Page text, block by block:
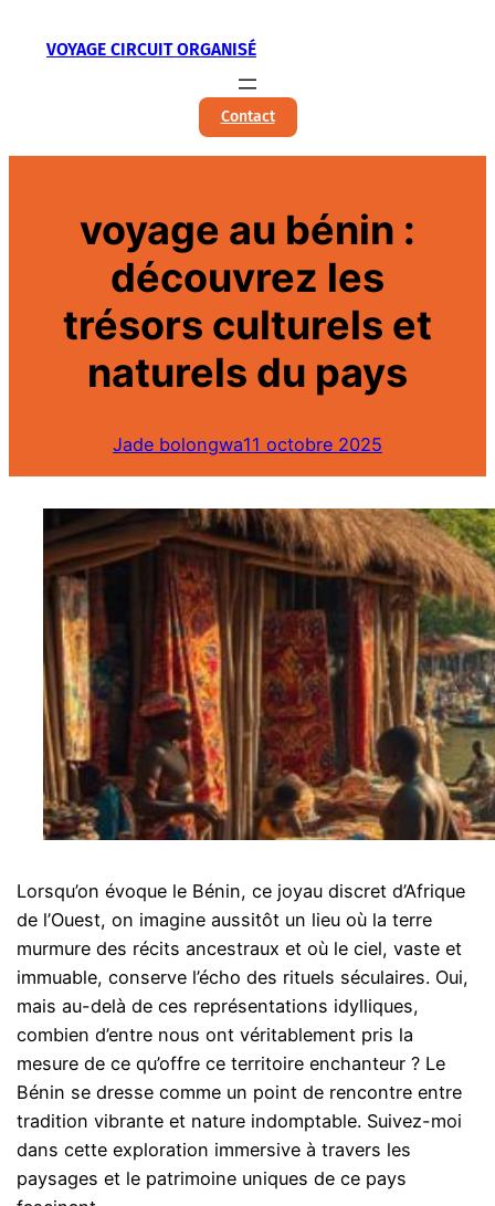
VOYAGE CIRCUIT ORGANISÉ
Contact
voyage au bénin :
découvrez les
trésors culturels et
naturels du pays
Jade bolongwa11 octobre 2025
Lorsqu’on évoque le Bénin, ce joyau discret d’Afrique
de l’Ouest, on imagine aussitôt un lieu où la terre
murmure des récits ancestraux et où le ciel, vaste et
immuable, conserve l’écho des rituels séculaires. Oui,
mais au-delà de ces représentations idylliques,
combien d’entre nous ont véritablement pris la
mesure de ce qu’offre ce territoire enchanteur ? Le
Bénin se dresse comme un point de rencontre entre
tradition vibrante et nature indomptable. Suivez-moi
dans cette exploration immersive à travers les
paysages et le patrimoine uniques de ce pays